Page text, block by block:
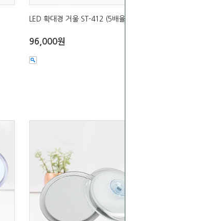
LED 확대경 거울 ST-412 (5배율)
96,000원